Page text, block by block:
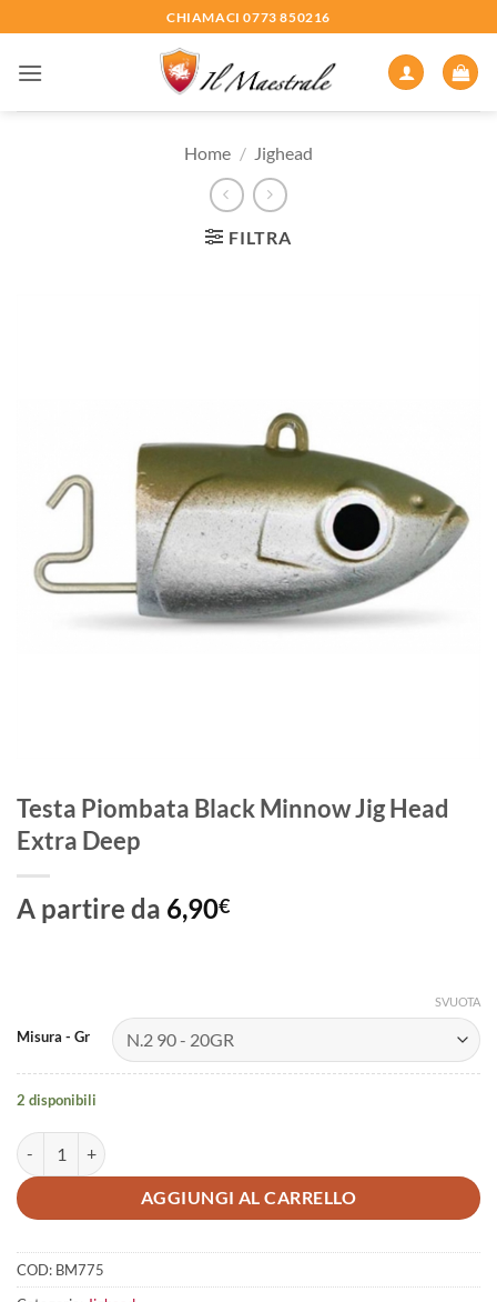
ai
contenuti
CHIAMACI 0773 850216
Home / Jighead
FILTRA
Testa Piombata Black Minnow Jig Head
Extra Deep
A partire da 6,90€
Misura - Gr
SVUOTA
2 disponibili
Testa Piombata Black Minnow Jig Head Extra Deep quantità
AGGIUNGI AL CARRELLO
COD: BM775